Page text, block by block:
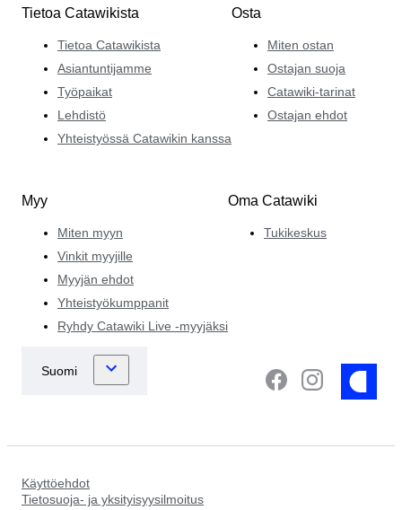
Tietoa Catawikista
Tietoa Catawikista
Asiantuntijamme
Työpaikat
Lehdistö
Yhteistyössä Catawikin kanssa
Osta
Miten ostan
Ostajan suoja
Catawiki-tarinat
Ostajan ehdot
Myy
Miten myyn
Vinkit myyjille
Myyjän ehdot
Yhteistyökumppanit
Ryhdy Catawiki Live -myyjäksi
Oma Catawiki
Tukikeskus
Käyttöehdot
Tietosuoja- ja yksityisyysilmoitus